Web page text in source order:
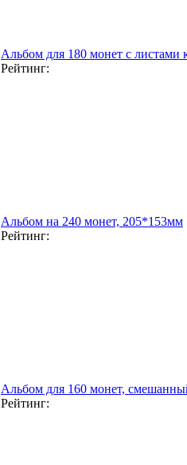
Альбом для 180 монет с
Рейтинг:
Альбом на 240 монет, 205*153мм
Рейтинг:
Альбом для 160 монет,
Рейтинг: